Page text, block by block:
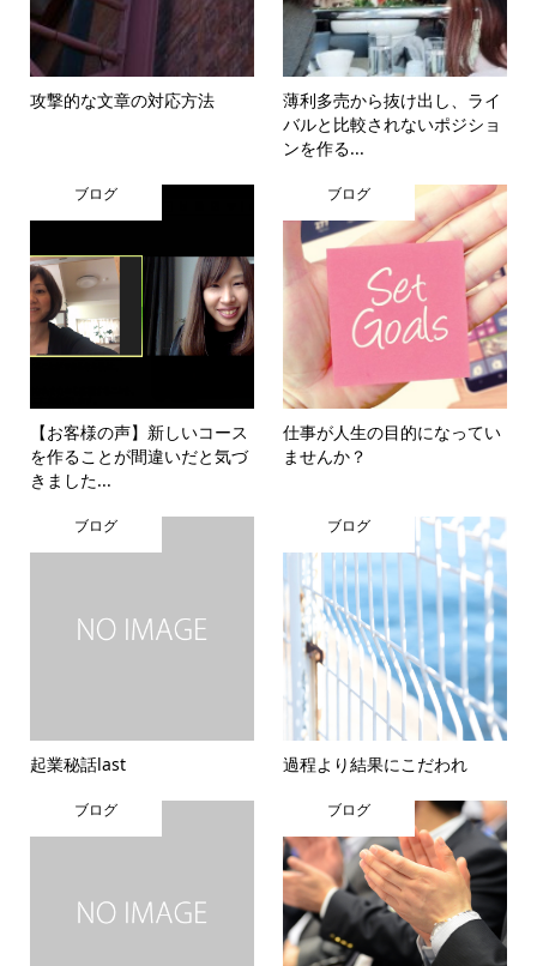
攻撃的な文章の対応方法
薄利多売から抜け出し、ライ
バルと比較されないポジショ
ンを作る...
ブログ
【お客様の声】新しいコース
を作ることが間違いだと気づ
きました...
ブログ
仕事が人生の目的になってい
ませんか？
ブログ
起業秘話last
ブログ
過程より結果にこだわれ
ブログ ブログ